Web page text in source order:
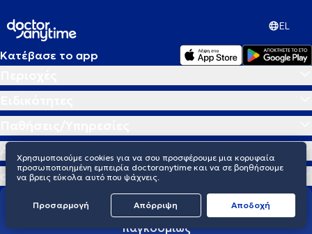
EL
Κατέβασε το app
Αναζητήσεις
doctoranytime
Διαμορφώνουμε το μέλλον της υγείας
παγκοσμίως
Χρησιμοποιούμε cookies για να σου προσφέρουμε μια κορυφαία
προσωποποιημένη εμπειρία doctoranytime και να σε βοηθήσουμε
να βρεις εύκολα αυτό που ψάχνεις.
Προσαρμογή Απόρριψη Aποδοχή